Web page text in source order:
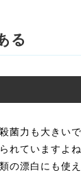
る
菌力も大きいで
れていますよね
の漂白にも使